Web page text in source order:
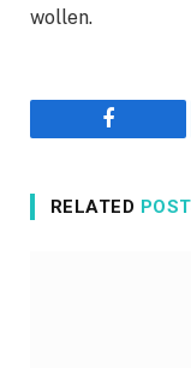
wollen.
Facebook
RELATED